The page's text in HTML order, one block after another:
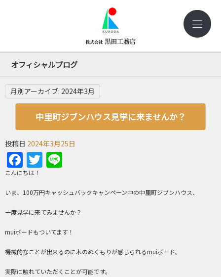
オフィシャルブログ
月別アーカイブ: 2024年3月
中里町ジブンハウス見学に来ませんか？
投稿日 2024年3月25日
Facebook
Twitter
こんにちは！
いま、100万円キャッシュバックキャンペーン中の中里町ジブンハウス、
一度見学に来てみませんか？
muiボードもついてます！
機械的なことが出来るのに木のぬくもりが感じられるmuiボード。
実際に触れていただくことが可能です。